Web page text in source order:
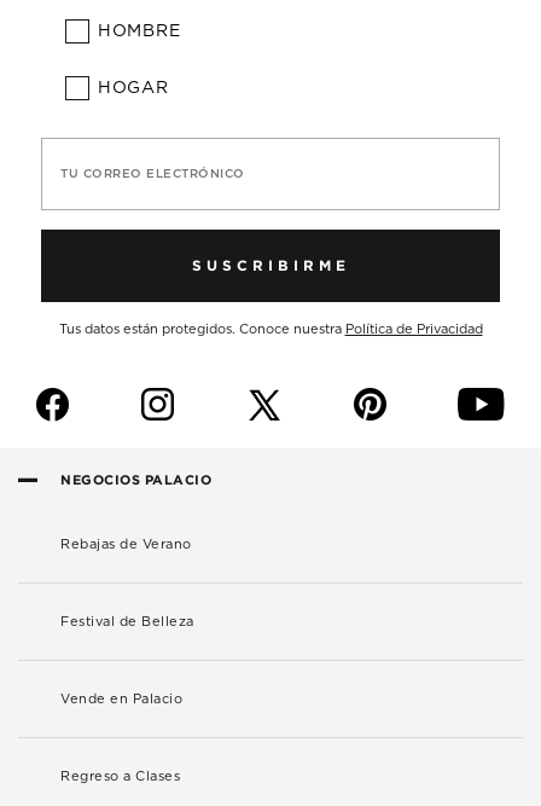
HOMBRE
HOGAR
TU CORREO ELECTRÓNICO
SUSCRIBIRME
Tus datos están protegidos. Conoce nuestra Política de Privacidad
f i p y
NEGOCIOS PALACIO
Rebajas de Verano
Festival de Belleza
Vende en Palacio
Regreso a Clases